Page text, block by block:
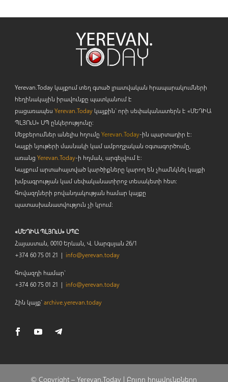
Yerevan.Today կայքում տեղ գտած լրատվական հրապարակումների
հեղինակային իրավունքը պատկանում է
բացառապես Yerevan.Todayկայքին` որի սեփականատերն է «ՄԵԴԻԱ
ՊԼՅՈւՍ» ՍՊ ընկերությունը։
Մեջբերումներ անելիս հղումը Yerevan.Today-ին պարտադիր է:
Կայքի նյութերի մասնակի կամ ամբողջական օգտագործումը,
առանց Yerevan.Today-ի հղման, արգելվում է:
Կայքում արտահայտված կարծիքները կարող են չհամնկնել կայքի
խմբագրության կամ սեփականատիրոջ տեսակետի հետ:
Գովազդների բովանդակության համար կայքը
պատասխանատվություն չի կրում:
«ՄԵԴԻԱ ՊԼՅՈւՍ» ՍՊԸ
Հայաստան, 0010 Երևան, Վ. Սարգսյան 26/1
+374 60 75 01 21 | info@yerevan.today
Գովազդի համար`
+374 60 75 01 21 | info@yerevan.today
Հին կայք`archive.yerevan.today
© Copyright –Yerevan.Today | Բոլոր իրավունքները